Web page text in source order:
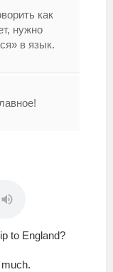
как
нужно
в язык.
to England?